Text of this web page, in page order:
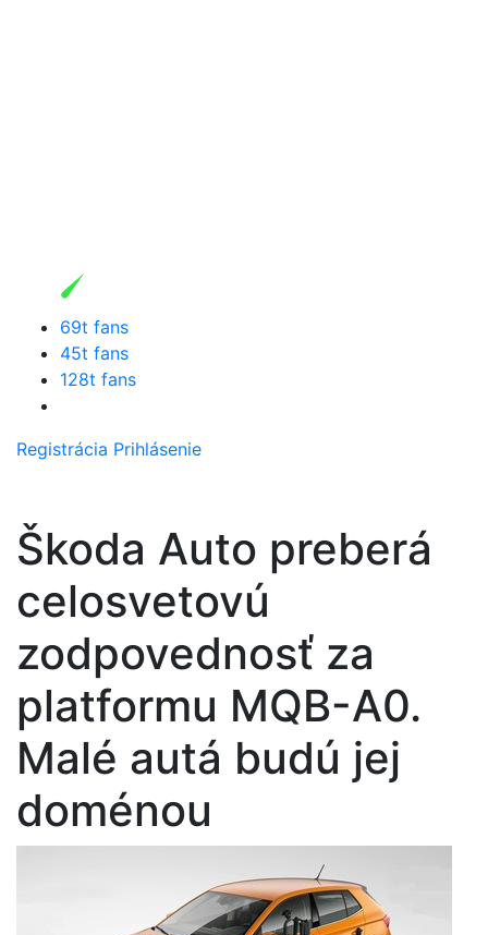
69t fans
45t fans
128t fans
Registrácia Prihlásenie
Škoda Auto preberá
celosvetovú
zodpovednosť za
platformu MQB-A0.
Malé autá budú jej
doménou